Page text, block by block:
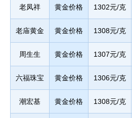
老凤祥 黄金价格 1302元/克
老庙黄金 黄金价格 1308元/克
周生生 黄金价格 1307元/克
六福珠宝 黄金价格 1306元/克
潮宏基 黄金价格 1308元/克